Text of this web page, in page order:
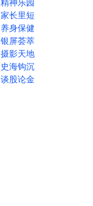
精神乐园
家长里短
养身保健
银屏荟萃
摄影天地
史海钩沉
谈股论金